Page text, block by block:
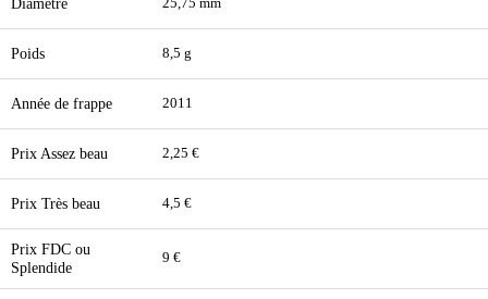
25,75 mm
Poids 8,5 g
Année de frappe 2011
Prix Assez beau 2,25 €
Prix Très beau 4,5 €
Prix FDC ou
Splendide
9 €